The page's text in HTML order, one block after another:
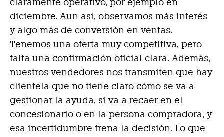
claramente operativo, por ejemplo en
diciembre. Aun así, observamos más interés
y algo más de conversión en ventas.
Tenemos una oferta muy competitiva, pero
falta una confirmación oficial clara. Además,
nuestros vendedores nos transmiten que hay
clientela que no tiene claro cómo se va a
gestionar la ayuda, si va a recaer en el
concesionario o en la persona compradora, y
esa incertidumbre frena la decisión. Lo que